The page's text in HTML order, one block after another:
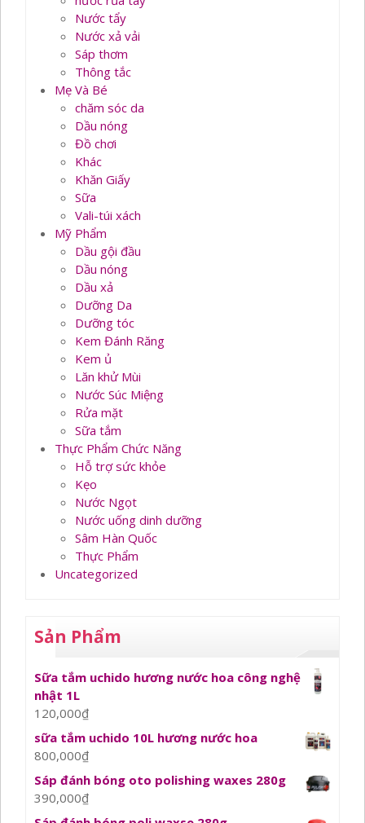
Nước tẩy
Nước xả vải
Sáp thơm
Thông tắc
Mẹ Và Bé
chăm sóc da
Dầu nóng
Đồ chơi
Khác
Khăn Giấy
Sữa
Vali-túi xách
Mỹ Phẩm
Dầu gội đầu
Dầu nóng
Dầu xả
Dưỡng Da
Dưỡng tóc
Kem Đánh Răng
Kem ủ
Lăn khử Mùi
Nước Súc Miệng
Rửa mặt
Sữa tắm
Thực Phẩm Chức Năng
Hỗ trợ sức khỏe
Kẹo
Nước Ngọt
Nước uống dinh dưỡng
Sâm Hàn Quốc
Thực Phẩm
Uncategorized
Sản Phẩm
Sữa tắm uchido hương nước hoa công nghệ
nhật 1L
120,000₫
sữa tắm uchido 10L hương nước hoa
800,000₫
Sáp đánh bóng oto polishing waxes 280g
390,000₫